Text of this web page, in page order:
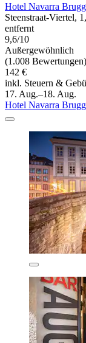
Hotel Navarra
Steenstraat-Viertel,
entfernt
9,6/10
Außergewöhnlich
(1.008 Bewertungen)
142 €
inkl. Steuern &
17. Aug.–18. Aug.
Hotel Navarra